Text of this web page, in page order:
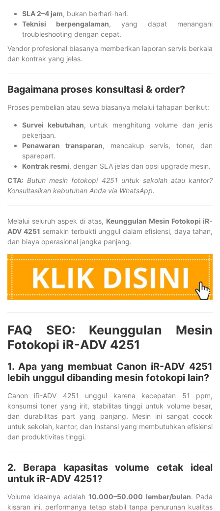
SLA 2–4 jam, bukan berhari-hari.
Teknisi berpengalaman, yang dapat menangani
troubleshooting dengan cepat.
Vendor profesional biasanya memberikan laporan servis berkala
dan kontrak yang jelas.
Bagaimana proses konsultasi & order?
Proses pembelian atau sewa biasanya melalui tahapan berikut:
Survei kebutuhan, untuk menghitung volume dan jenis
pekerjaan.
Penawaran transparan, mencakup servis, toner, dan
sparepart.
Kontrak resmi, dengan SLA jelas dan opsi upgrade mesin.
CTA: Butuh mesin fotokopi 4251 untuk sekolah atau kantor?
Konsultasikan kebutuhan Anda via WhatsApp.
Melalui seluruh aspek di atas, Keunggulan Mesin Fotokopi iR-
ADV 4251 semakin terbukti unggul dalam efisiensi, daya tahan,
dan biaya operasional jangka panjang.
FAQ SEO: Keunggulan Mesin
Fotokopi iR-ADV 4251
1. Apa yang membuat Canon iR-ADV 4251
lebih unggul dibanding mesin fotokopi lain?
Canon iR-ADV 4251 unggul karena kecepatan 51 ppm,
konsumsi toner yang irit, stabilitas tinggi untuk volume besar,
dan durabilitas part yang panjang. Mesin ini sangat cocok
untuk sekolah, kantor, dan instansi yang membutuhkan efisiensi
dan produktivitas tinggi.
2. Berapa kapasitas volume cetak ideal
untuk iR-ADV 4251?
Volume idealnya adalah10.000–50.000 lembar/bulan. Pada
kisaran ini, performanya tetap stabil tanpa penurunan kualitas